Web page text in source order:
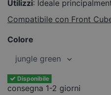
Utilizzi: Ideale
Compatibile con Front
Colore
Disponibile
consegna 1-2 giorni